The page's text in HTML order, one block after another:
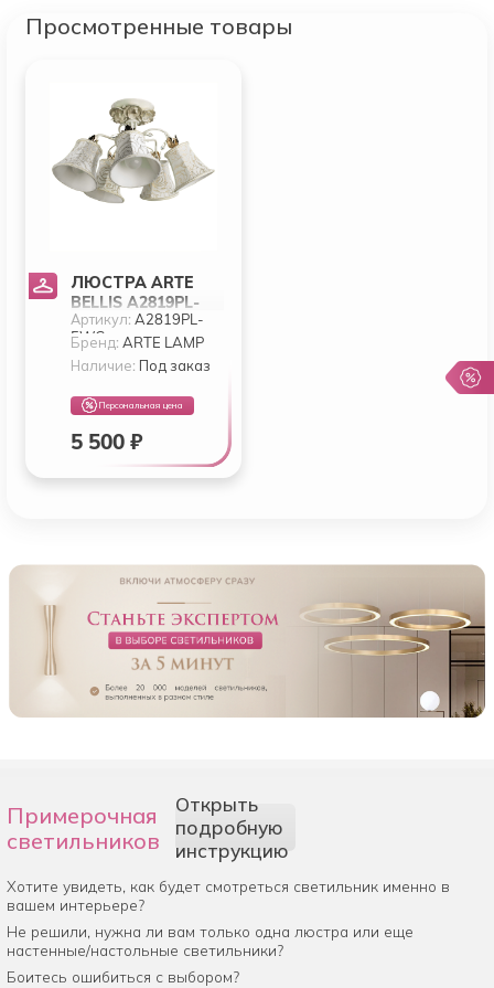
Просмотренные товары
ЛЮСТРА ARTE
BELLIS A2819PL-
5WG
Артикул:A2819PL-
5WG
Бренд:ARTE LAMP
Наличие: Под заказ
Персональная цена
5 500 ₽
Примерочная
светильников
Открыть
подробную
инструкцию
Хотите увидеть, как будет смотреться светильник именно в
вашем интерьере?
Не решили, нужна ли вам только одна люстра или еще
настенные/настольные светильники?
Боитесь ошибиться с выбором?